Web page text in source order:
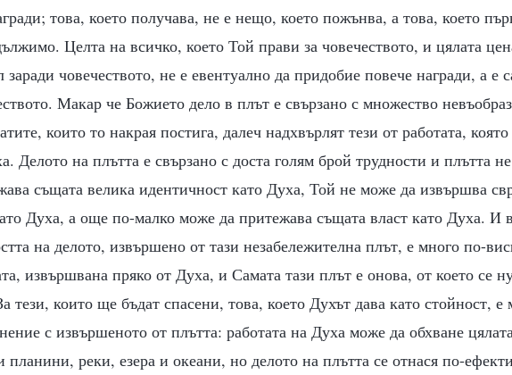
това, което получава, не е нещо, което пожънва, а това, което
Целта на всичко, което Той прави за човечеството, и цялата
заради човечеството, не е евентуално да придобие повече награди, а е
Макар че Божието дело в плът е свързано с множество
които то накрая постига, далеч надхвърлят тези от работата,
Делото на плътта е свързано с доста голям брой трудности и плътта
същата велика идентичност като Духа, Той не може да извършва
Духа, а още по-малко може да притежава същата власт като Духа. И
на делото, извършено от тази незабележителна плът, е много по-
извършвана пряко от Духа, и Самата тази плът е онова, от което се
тези, които ще бъдат спасени, това, което Духът дава като стойност,
с извършеното от плътта: работата на Духа може да обхване
планини, реки, езера и океани, но делото на плътта се отнася по-